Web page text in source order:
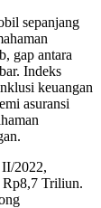
sepanjang
gap antara
Indeks
keuangan
asuransi
2022,
Rp8,7 Triliun.